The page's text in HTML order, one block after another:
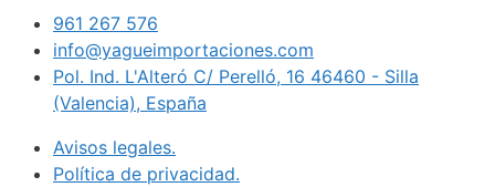
961 267 576
info@yagueimportaciones.com
Pol. Ind. L'Alteró C/ Perelló, 16 46460 - Silla
(Valencia), España
Avisos legales.
Política de privacidad.